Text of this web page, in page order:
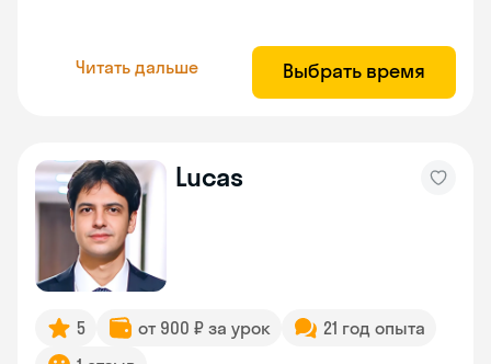
Читать дальше Выбрать время
Lucas
5 от 900 ₽ за урок
21 год опыта